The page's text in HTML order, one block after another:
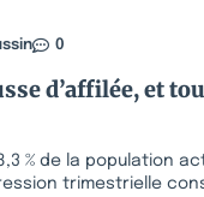
0
d’affilée, et
% de la population
trimestrielle